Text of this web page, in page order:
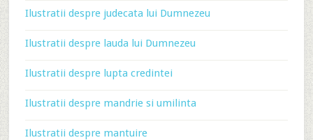
Ilustratii despre judecata lui Dumnezeu
Ilustratii despre lauda lui Dumnezeu
Ilustratii despre lupta credintei
Ilustratii despre mandrie si umilinta
Ilustratii despre mantuire